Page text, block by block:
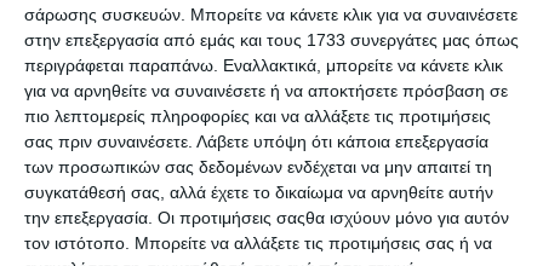
σάρωσης συσκευών. Μπορείτε να κάνετε κλικ για να συναινέσετε
στην επεξεργασία από εμάς και τους 1733 συνεργάτες μας όπως
περιγράφεται παραπάνω. Εναλλακτικά, μπορείτε να κάνετε κλικ
για να αρνηθείτε να συναινέσετε ή να αποκτήσετε πρόσβαση σε
πιο λεπτομερείς πληροφορίες και να αλλάξετε τις προτιμήσεις
σας πριν συναινέσετε. Λάβετε υπόψη ότι κάποια επεξεργασία
των προσωπικών σας δεδομένων ενδέχεται να μην απαιτεί τη
συγκατάθεσή σας, αλλά έχετε το δικαίωμα να αρνηθείτε αυτήν
την επεξεργασία. Οι προτιμήσεις σαςθα ισχύουν μόνο για αυτόν
τον ιστότοπο. Μπορείτε να αλλάξετε τις προτιμήσεις σας ή να
Αφρώδη αυτοκόλλητα
Smoothy 30τεμ. Pirates
290115
Διαθέσιμο
Αφρώδη αυτοκόλλητα
Smoothy 30τεμ. Space
290112
Διαθέσιμο